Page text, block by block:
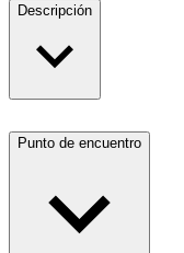
Descripción
Punto de encuentro